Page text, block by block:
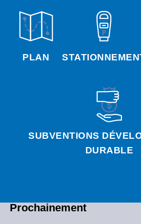
PLAN
SUBVENTIONS
DURABLE
Prochainement